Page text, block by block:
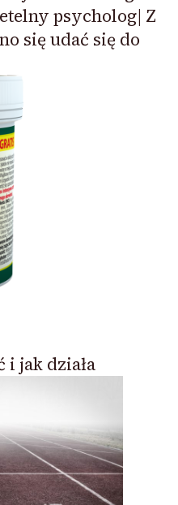
psycholog| Z
się udać się do
i jak działa